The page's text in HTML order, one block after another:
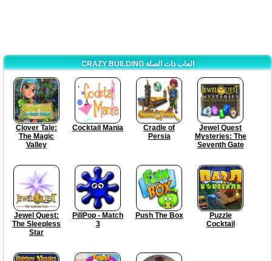
CRAZY BUILDING العاب ذات الصلة
Clover Tale:
The Magic
Valley
Cocktail Mania
Cradle of
Persia
Jewel Quest
Mysteries: The
Seventh Gate
Jewel Quest:
The Sleepless
Star
PillPop - Match
3
Push The Box
Puzzle
Cocktail